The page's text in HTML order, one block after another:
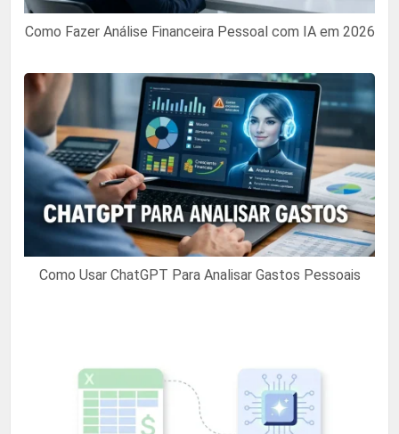
Como Fazer Análise Financeira Pessoal com IA em 2026
Como Usar ChatGPT Para Analisar Gastos Pessoais